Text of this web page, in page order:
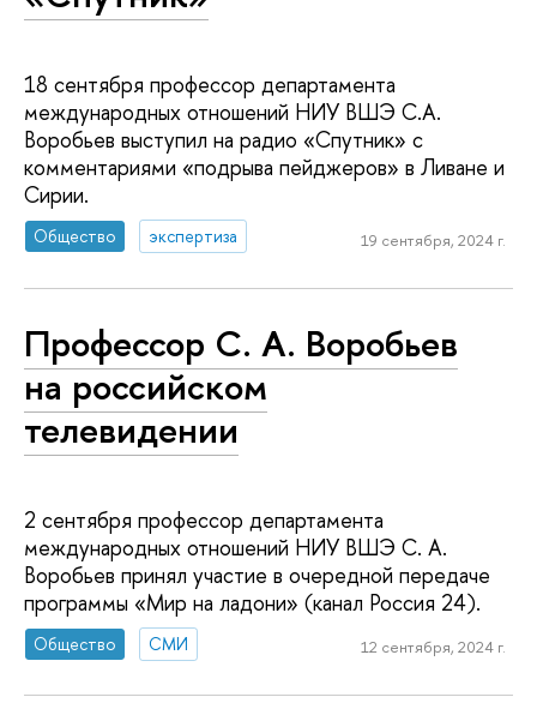
18 сентября профессор департамента
международных отношений НИУ ВШЭ С.А.
Воробьев выступил на радио «Спутник» с
комментариями «подрыва пейджеров» в Ливане и
Сирии.
Общество экспертиза 19 сентября, 2024 г.
Профессор С. А. Воробьев
на российском
телевидении
2 сентября профессор департамента
международных отношений НИУ ВШЭ С. А.
Воробьев принял участие в очередной передаче
программы «Мир на ладони» (канал Россия 24).
Общество СМИ 12 сентября, 2024 г.